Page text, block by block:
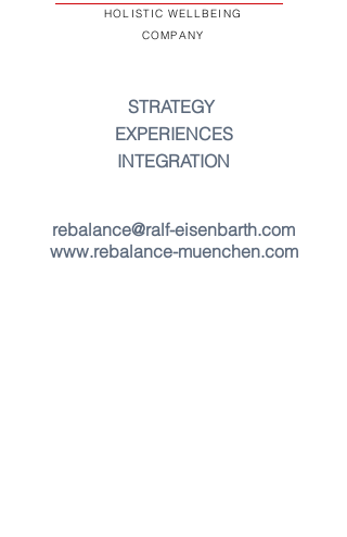
HOLISTIC WELLBEING
COMPANY
STRATEGY
EXPERIENCES
INTEGRATION
rebalance@ralf-eisenbarth.com
www.rebalance-muenchen.com